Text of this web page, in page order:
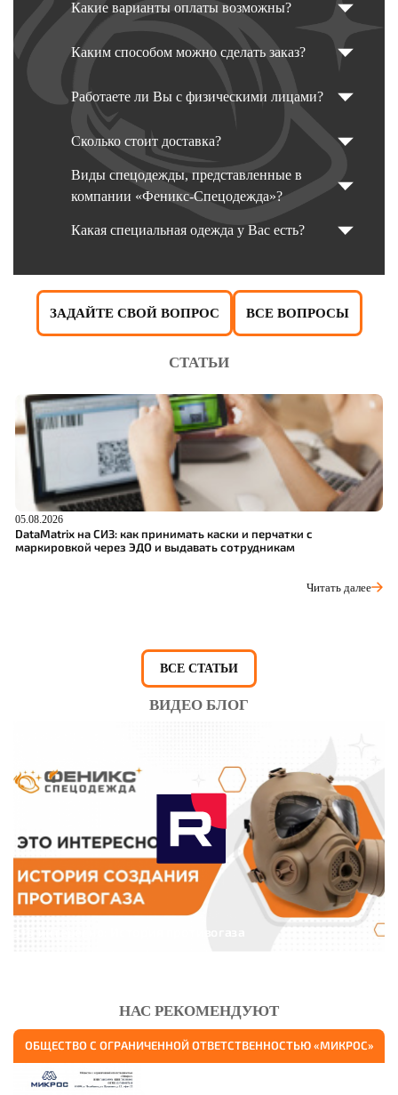
Какие варианты оплаты возможны?
Каким способом можно сделать заказ?
Работаете ли Вы с физическими лицами?
Сколько стоит доставка?
Виды спецодежды, представленные в
компании «Феникс-Спецодежда»?
Какая специальная одежда у Вас есть?
ЗАДАЙТЕ СВОЙ ВОПРОС ВСЕ ВОПРОСЫ
СТАТЬИ
05.08.2026
DataMatrix на СИЗ: как принимать каски и перчатки с
маркировкой через ЭДО и выдавать сотрудникам
Читать далее
ВСЕ СТАТЬИ
ВИДЕО БЛОГ
НАС РЕКОМЕНДУЮТ
ОБЩЕСТВО С ОГРАНИЧЕННОЙ ОТВЕТСТВЕННОСТЬЮ «МИКРОС»